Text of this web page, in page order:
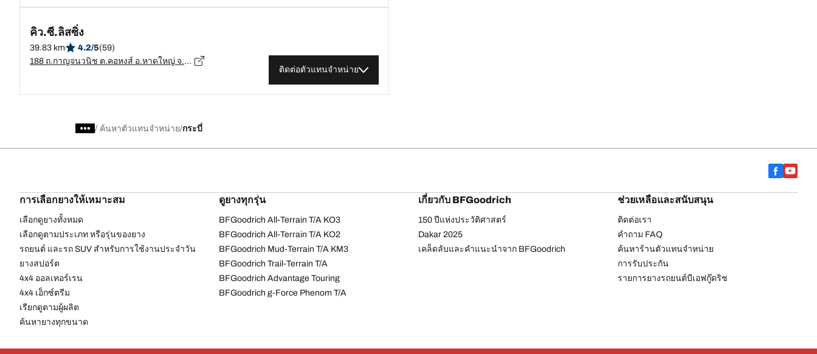
คิว.ซี.ลิสซิ่ง
39.83 km 4.2/5(59)
188 ถ.กาญจนวนิช ต.คอหงส์ อ.หาดใหญ่ จ.สงขลา, สงขลา - 90110
ติดต่อตัวแทนจำหน่าย
/ ค้นหาตัวแทนจำหน่าย กระบี่
การเลือกยางให้เหมาะสม
เลือกดูยางทั้งหมด
เลือกดูตามประเภท หรือรุ่นของยาง
รถยนต์ และรถ SUV สำหรับการใช้งานประจำวัน
ยางสปอร์ต
4x4 ออลเทอร์เรน​
4x4 เอ็กซ์ตรีม​
เรียกดูตามผู้ผลิต
ค้นหายางทุกขนาด
ดูยางทุกรุ่น
BFGoodrich All-Terrain T/A KO3
BFGoodrich All-Terrain T/A KO2
BFGoodrich Mud-Terrain T/A KM3
BFGoodrich Trail-Terrain T/A
BFGoodrich Advantage Touring
BFGoodrich g-Force Phenom T/A
เกี่ยวกับ BFGoodrich
150 ปีแห่งประวัติศาสตร์
Dakar 2025
เคล็ดลับและคำแนะนำจาก BFGoodrich
ช่วยเหลือและสนับสนุน
ติดต่อเรา
คำถาม FAQ
ค้นหาร้านตัวแทนจำหน่าย
การรับประกัน
รายการยางรถยนต์บีเอฟกู๊ดริช